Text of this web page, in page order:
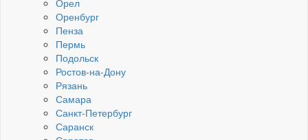
Орел
Оренбург
Пенза
Пермь
Подольск
Ростов-на-Дону
Рязань
Самара
Санкт-Петербург
Саранск